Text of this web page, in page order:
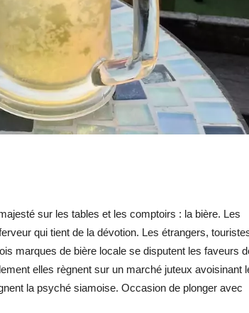
sur les tables et les comptoirs : la bière. Les
qui tient de la dévotion. Les étrangers,
marques de bière locale se disputent les faveurs
elles règnent sur un marché juteux avoisinant
la psyché siamoise. Occasion de plonger avec